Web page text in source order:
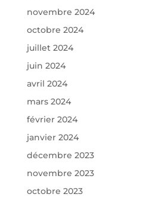
novembre 2024
octobre 2024
juillet 2024
juin 2024
avril 2024
mars 2024
février 2024
janvier 2024
décembre 2023
novembre 2023
octobre 2023